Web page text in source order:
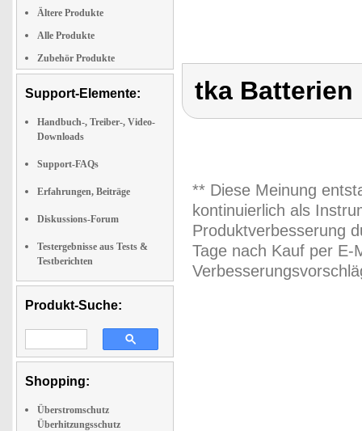
Ältere Produkte
Alle Produkte
Zubehör Produkte
Support-Elemente:
Handbuch-, Treiber-, Video-
Downloads
Support-FAQs
Erfahrungen, Beiträge
Diskussions-Forum
Testergebnisse aus Tests &
Testberichten
Produkt-Suche:
Shopping:
Überstromschutz
Überhitzungsschutz
tka Batterien
** Diese Meinung
kontinuierlich als
Produktverbesserung
Tage nach Kauf per E-